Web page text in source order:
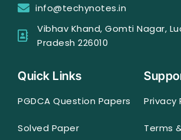
info@techynotes.in
Vibhav Khand, Gomti Nagar,
Pradesh 226010
Quick Links
PGDCA Question Papers
Solved Paper
Privacy
Terms